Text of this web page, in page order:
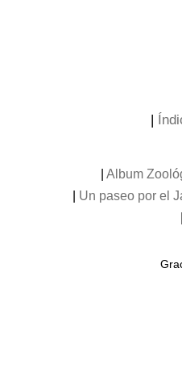
|
Album
Un paseo por el